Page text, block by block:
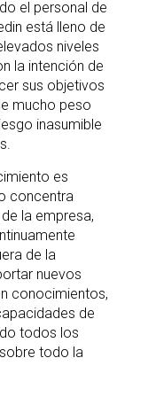
el personal de
está lleno de
niveles
la intención de
sus objetivos
mucho peso
inasumible
es
concentra
la empresa,
de la
nuevos
conocimientos,
de
todos los
todo la